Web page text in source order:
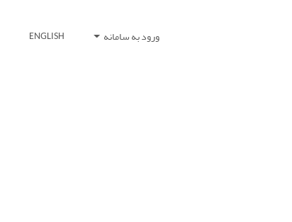
ورود به سامانه ENGLISH